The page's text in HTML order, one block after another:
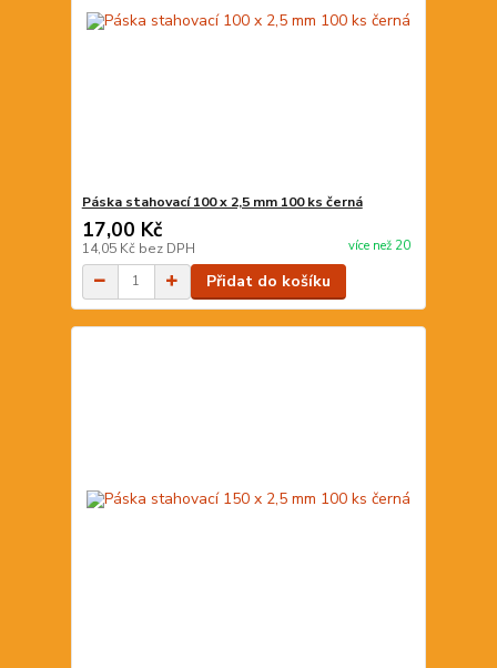
Páska stahovací 100 x 2,5 mm 100 ks černá
17,00 Kč
14,05 Kč bez DPH více než 20
Přidat do košíku